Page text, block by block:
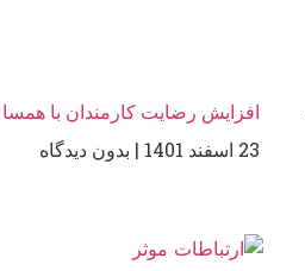
افزایش رضایت کارمندان با همسا
23 اسفند 1401 بدون دیدگاه